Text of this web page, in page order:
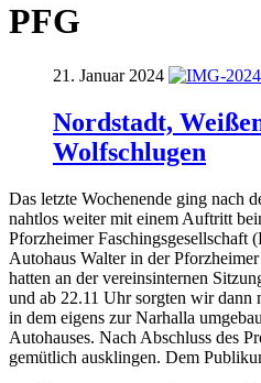
PFG
21. Januar 2024
Nordstadt,
Wolfschlugen
Das letzte Wochenende ging nach
nahtlos weiter mit einem Auftritt
Pforzheimer Faschingsgesellschaft
Autohaus Walter in der
hatten an der vereinsinternen
und ab 22.11 Uhr sorgten wir
in dem eigens zur Narhalla
Autohauses. Nach Abschluss des
gemütlich ausklingen. Dem